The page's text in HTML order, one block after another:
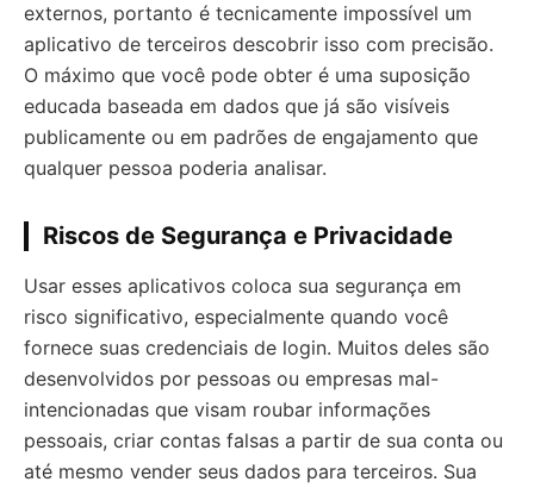
externos, portanto é tecnicamente impossível um
aplicativo de terceiros descobrir isso com precisão.
O máximo que você pode obter é uma suposição
educada baseada em dados que já são visíveis
publicamente ou em padrões de engajamento que
qualquer pessoa poderia analisar.
Riscos de Segurança e Privacidade
Usar esses aplicativos coloca sua segurança em
risco significativo, especialmente quando você
fornece suas credenciais de login. Muitos deles são
desenvolvidos por pessoas ou empresas mal-
intencionadas que visam roubar informações
pessoais, criar contas falsas a partir de sua conta ou
até mesmo vender seus dados para terceiros. Sua